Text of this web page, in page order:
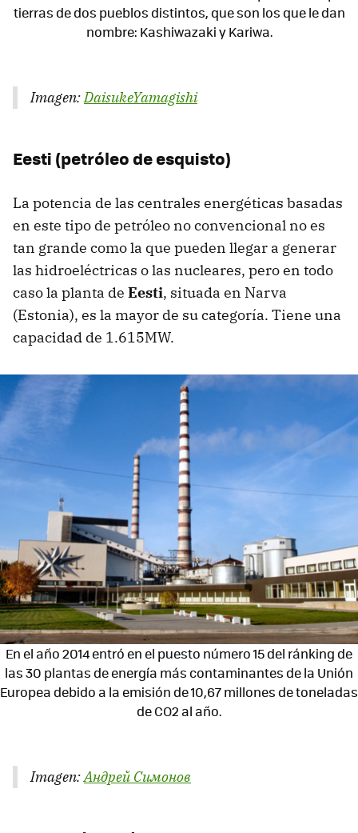
tierras de dos pueblos distintos, que son los que le dan
nombre: Kashiwazaki y Kariwa.
Imagen:DaisukeYamagishi
Eesti (petróleo de esquisto)
La potencia de las centrales energéticas basadas
en este tipo de petróleo no convencional no es
tan grande como la que pueden llegar a generar
las hidroeléctricas o las nucleares, pero en todo
caso la planta de Eesti, situada en Narva
(Estonia), es la mayor de su categoría. Tiene una
capacidad de 1.615MW.
En el año 2014 entró en el puesto número 15 del ránking de
las 30 plantas de energía más contaminantes de la Unión
Europea debido a la emisión de 10,67 millones de toneladas
de CO2 al año.
Imagen:Андрей Симонов